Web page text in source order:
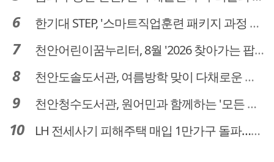
한기대 STEP, '스마트직업훈련 패키지 과정 3기' 모집
천안어린이꿈누리터, 8월 '2026 찾아가는 팝업놀이터' 운영
천안도솔도서관, 여름방학 맞이 다채로운 독서문화 프로그램 운영
천안청수도서관, 원어민과 함께하는 '모든 영어 모든 독서' 운영
LH 전세사기 피해주택 매입 1만가구 돌파…피해 인정도 4만건 넘어